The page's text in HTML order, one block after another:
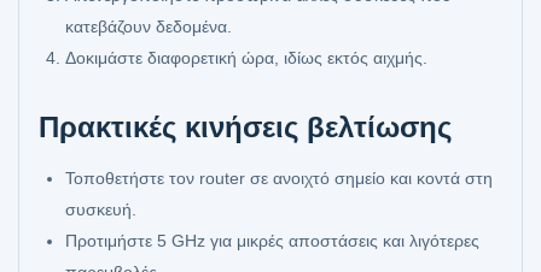
κατεβάζουν δεδομένα.
Δοκιμάστε διαφορετική ώρα, ιδίως εκτός αιχμής.
Πρακτικές κινήσεις βελτίωσης
Τοποθετήστε τον router σε ανοιχτό σημείο και κοντά στη
συσκευή.
Προτιμήστε 5 GHz για μικρές αποστάσεις και λιγότερες